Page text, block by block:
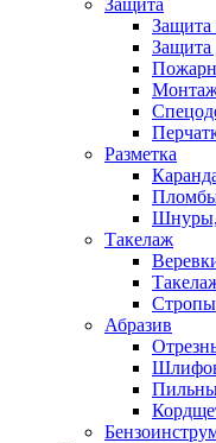
Защита
Защита
Разметка
Шнуры,
Такелаж
Стропы
Абразив